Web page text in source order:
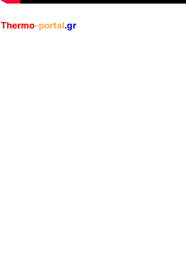
Thermo-portal.gr